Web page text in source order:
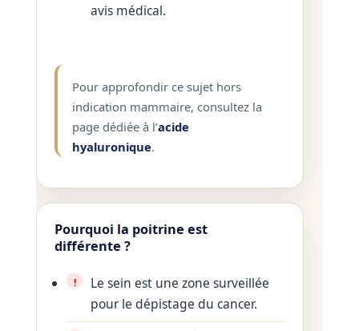
avis médical.
Pour approfondir ce sujet hors
indication mammaire, consultez la
page dédiée à l’acide
hyaluronique.
Pourquoi la poitrine est
différente ?
Le sein est une zone surveillée
pour le dépistage du cancer.